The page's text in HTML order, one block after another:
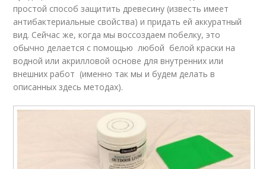
простой способ защитить древесину (известь имеет
антибактериальные свойства) и придать ей аккуратный
вид. Сейчас же, когда мы воссоздаем побелку, это
обычно делается с помощью любой белой краски на
водной или акрилловой основе для внутренних или
внешних работ (именно так мы и будем делать в
описанных здесь методах).